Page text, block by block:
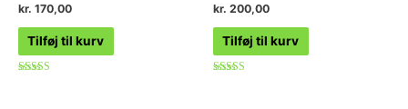
kr. 170,00
Tilføj til kurv
kr. 200,00
Tilføj til kurv